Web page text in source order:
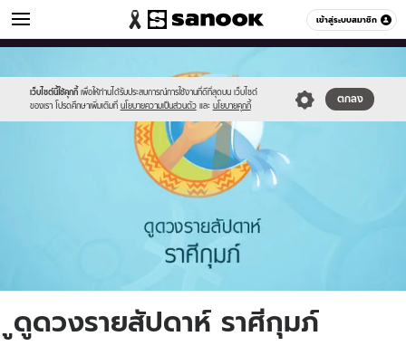
เข้าสู่ระบบสมาชิก
ดูดวง หมวดอื่นๆ
เว็บไซต์นี้ใช้คุกกี้ เพื่อให้ท่านได้รับประสบการณ์การใช้งานที่ดีที่สุดบน เว็บไซต์
ของเรา โปรดศึกษาเพิ่มเติมที่ นโยบายความเป็นส่วนตัว และ นโยบายคุกกี้
ตกลง
new-
sanook.png
ูดูดวงรายสัปดาห์ ราศีกุมภ์